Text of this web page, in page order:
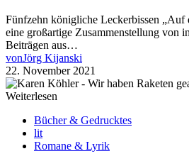
Fünfzehn königliche Leckerbissen „Auf
eine großartige Zusammenstellung von
Beiträgen aus…
vonJörg Kijanski
22. November 2021
Weiterlesen
Bücher & Gedrucktes
lit
Romane & Lyrik